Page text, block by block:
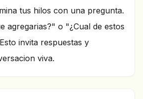
tus hilos con una pregunta.
agregarias?" o "¿Cual de estos
invita respuestas y
viva.